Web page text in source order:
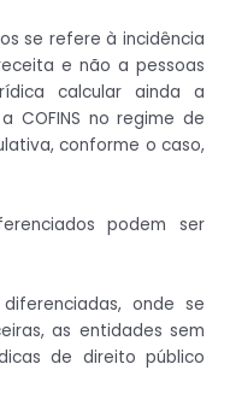
se refere à incidência
e não a pessoas
calcular ainda a
COFINS no regime de
conforme o caso,
podem ser
onde se
as entidades sem
de direito público